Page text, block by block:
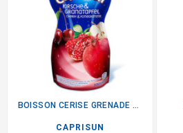
BOISSON CERISE GRENADE 33CL
CAPRISUN